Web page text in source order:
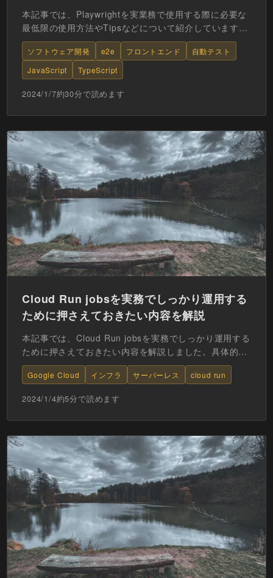
本記事では、Playwrightを実業務で使用する際に必要な
最低限の使用方法やTipsなどについて紹介しています。
具体的には要素の取得方法や検証方法、デバッグの...
ソフトウェア開発 e2e フロントエンド
自動テスト
JavaScript
TypeScript
2024/1/7約30分で読めます
Cloud Run jobsを実務でしっかり運用する
ために押さえておきたい内容を解説
本記事では、Cloud Run jobsを実務でしっかり運用する
ために押さえておきたい内容を解説しました。具体的に
はCloud Run jobsの特徴、ユースケ...
Google Cloud インフラ サーバーレス cloud run
2024/1/4約5分で読めます